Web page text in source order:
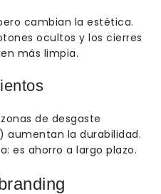
cambian la estética.
ocultos y los cierres
más limpia.
de desgaste
aumentan la durabilidad.
es ahorro a largo plazo.